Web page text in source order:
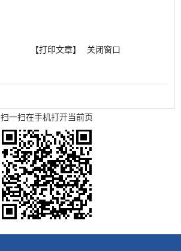
【打印文章】 关闭窗口
扫一扫在手机打开当前页